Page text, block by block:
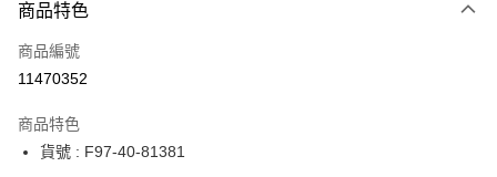
信用卡一次付款
LINE Pay
街口支付
商品特色
商品編號
11470352
商品特色
貨號 : F97-40-81381